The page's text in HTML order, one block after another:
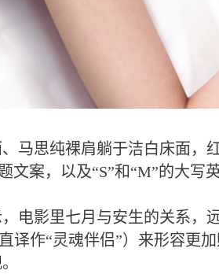
马思纯裸肩躺于洁白床面，
文案，以及“S”和“M”的大写
电影里七月与安生的关系，
译作“灵魂伴侣”）来形容更